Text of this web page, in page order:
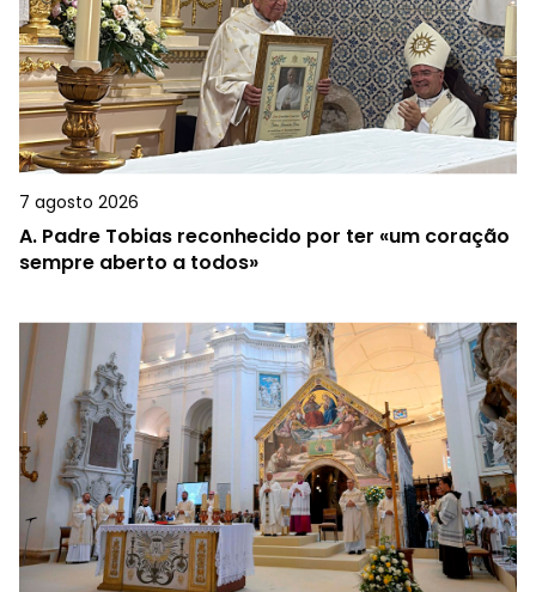
7 agosto 2026
A. Padre Tobias reconhecido por ter «um coração
sempre aberto a todos»